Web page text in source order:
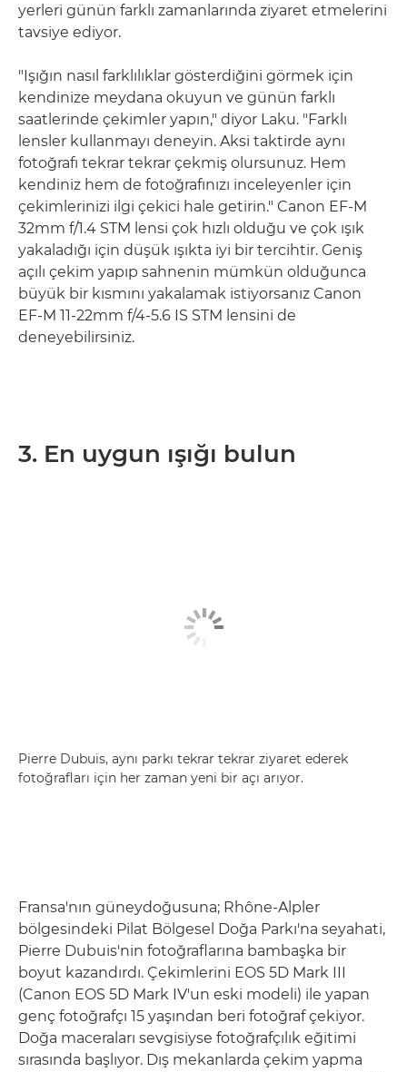
yerleri günün farklı zamanlarında ziyaret etmelerini
tavsiye ediyor.
"Işığın nasıl farklılıklar gösterdiğini görmek için
kendinize meydana okuyun ve günün farklı
saatlerinde çekimler yapın," diyor Laku. "Farklı
lensler kullanmayı deneyin. Aksi taktirde aynı
fotoğrafı tekrar tekrar çekmiş olursunuz. Hem
kendiniz hem de fotoğrafınızı inceleyenler için
çekimlerinizi ilgi çekici hale getirin." Canon EF-M
32mm f/1.4 STM lensi çok hızlı olduğu ve çok ışık
yakaladığı için düşük ışıkta iyi bir tercihtir. Geniş
açılı çekim yapıp sahnenin mümkün olduğunca
büyük bir kısmını yakalamak istiyorsanız Canon
EF-M 11-22mm f/4-5.6 IS STM lensini de
deneyebilirsiniz.
3. En uygun ışığı bulun
Pierre Dubuis, aynı parkı tekrar tekrar ziyaret ederek
fotoğrafları için her zaman yeni bir açı arıyor.
Fransa'nın güneydoğusuna; Rhône-Alpler
bölgesindeki Pilat Bölgesel Doğa Parkı'na seyahati,
Pierre Dubuis'nin fotoğraflarına bambaşka bir
boyut kazandırdı. Çekimlerini EOS 5D Mark III
(Canon EOS 5D Mark IV'un eski modeli) ile yapan
genç fotoğrafçı 15 yaşından beri fotoğraf çekiyor.
Doğa maceraları sevgisiyse fotoğrafçılık eğitimi
sırasında başlıyor. Dış mekanlarda çekim yapma